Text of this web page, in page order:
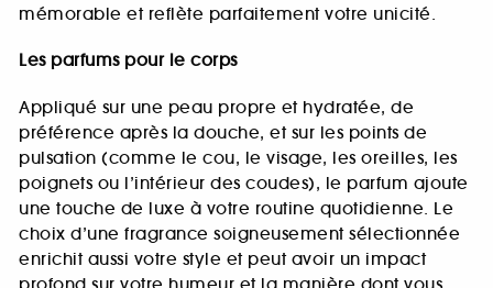
mémorable et reflète parfaitement votre unicité.
Les parfums pour le corps
Appliqué sur une peau propre et hydratée, de
préférence après la douche, et sur les points de
pulsation (comme le cou, le visage, les oreilles, les
poignets ou l’intérieur des coudes), le parfum ajoute
une touche de luxe à votre routine quotidienne. Le
choix d’une fragrance soigneusement sélectionnée
enrichit aussi votre style et peut avoir un impact